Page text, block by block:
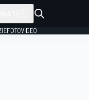
FOTOVIDEO